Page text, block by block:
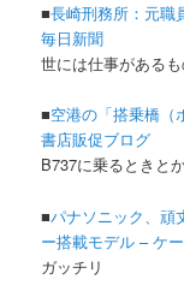
■長崎刑務所：元
毎日新聞
世には仕事があるも
■空港の「搭乗橋（
書店販促ブログ
B737に乗るときと
■パナソニック、頑
ー搭載モデル – ケ
ガッチリ